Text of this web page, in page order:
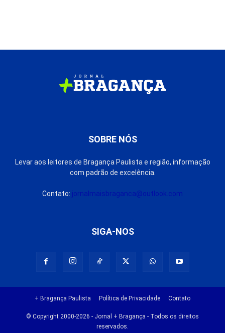
SOBRE NÓS
Levar aos leitores de Bragança Paulista e região, informação
com padrão de excelência.
Contato: jornalmaisbraganca@outlook.com
SIGA-NOS
+ Bragança Paulista Política de Privacidade Contato
© Copyright 2000-2026 - Jornal + Bragança - Todos os direitos
reservados.